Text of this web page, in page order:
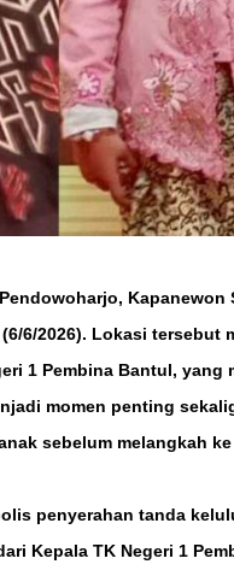
6/2026). Lokasi tersebut
1 Pembina Bantul,
momen penting
sebelum melangkah
penyerahan tanda
Kepala TK Negeri 1